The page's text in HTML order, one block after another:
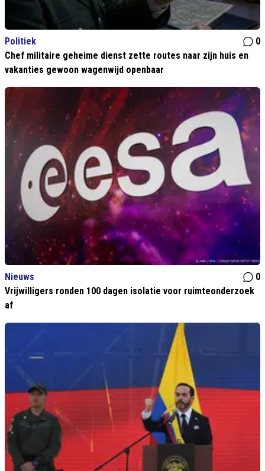
Politiek
0
Chef militaire geheime dienst zette routes naar zijn huis en
vakanties gewoon wagenwijd openbaar
Nieuws
0
Vrijwilligers ronden 100 dagen isolatie voor ruimteonderzoek
af